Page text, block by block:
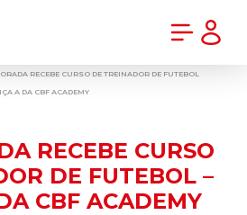
RECEBE CURSO DE TREINADOR DE FUTEBOL
A DA CBF ACADEMY
RECEBE CURSO
DE FUTEBOL –
CBF ACADEMY